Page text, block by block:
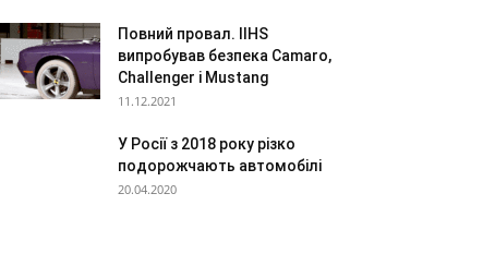
Повний провал. IIHS
випробував безпека Camaro,
Challenger і Mustang
11.12.2021
У Росії з 2018 року різко
подорожчають автомобілі
20.04.2020